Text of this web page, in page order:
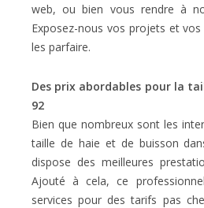
web, ou bien vous rendre à
Exposez-nous vos projets et
les parfaire.
Des prix abordables pour la
92
Bien que nombreux sont les
taille de haie et de buisson
dispose des meilleures
Ajouté à cela, ce
services pour des tarifs pas